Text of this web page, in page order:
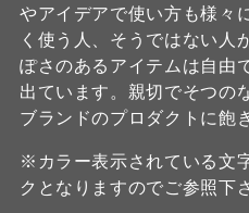
やアイデアで使い方も様々
く使う人、そうではない人
ぽさのあるアイテムは自由
出ています。親切でそつの
ブランドのプロダクトに飽
※カラー表示されている文
クとなりますのでご参照下